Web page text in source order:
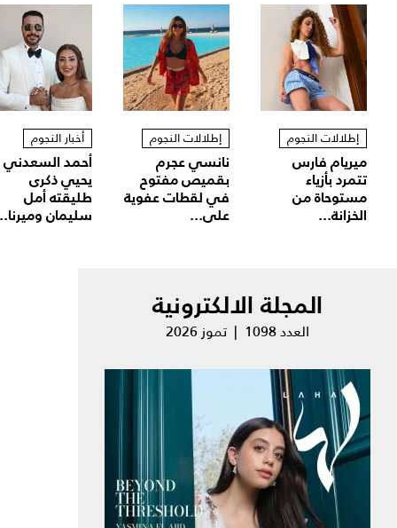
إطلالات النجوم
ميريام فارس
تتمرد بأزياء
مستوحاة من
الخزانة...
إطلالات النجوم
نانسي عجرم
بقميص مفتوح
في لقطات عفوية
على...
أخبار النجوم
أحمد السعدني
يحيي ذكرى
طليقته أمل
سليمان
المجلة الالكترونية
العدد 1098 | تموز 2026